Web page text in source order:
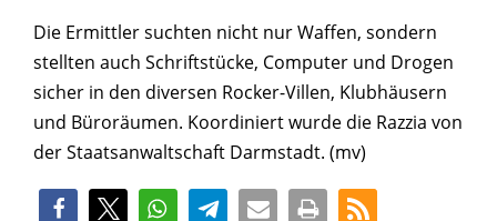
Die Ermittler suchten nicht nur Waffen, sondern
stellten auch Schriftstücke, Computer und Drogen
sicher in den diversen Rocker-Villen, Klubhäusern
und Büroräumen. Koordiniert wurde die Razzia von
der Staatsanwaltschaft Darmstadt. (mv)